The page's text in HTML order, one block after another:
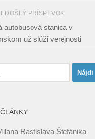
PRÍSPEVOK
autobusová stanica v
už slúži verejnosti
Rastislava Štefánika